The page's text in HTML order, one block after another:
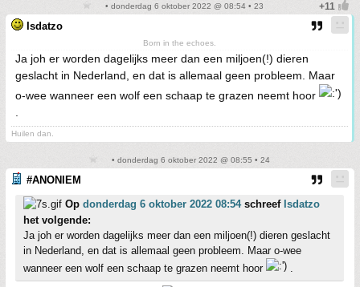
• donderdag 6 oktober 2022 @ 08:54 • 23
Isdatzo
Born in the echoes.
Ja joh er worden dagelijks meer dan een miljoen(!) dieren
geslacht in Nederland, en dat is allemaal geen probleem. Maar
o-wee wanneer een wolf een schaap te grazen neemt hoor
Huilen dan.
• donderdag 6 oktober 2022 @ 08:55 • 24
#ANONIEM
Op donderdag 6 oktober 2022 08:54schreef Isdatzo
het volgende:
Ja joh er worden dagelijks meer dan een miljoen(!) dieren geslacht
in Nederland, en dat is allemaal geen probleem. Maar o-wee
wanneer een wolf een schaap te grazen neemt hoor
.